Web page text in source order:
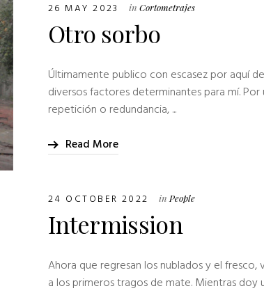
26 MAY 2023 in Cortometrajes
Otro sorbo
Últimamente publico con escasez por aquí
diversos factores determinantes para mí. Por
repetición o redundancia, ...
Read More
24 OCTOBER 2022 in People
Intermission
Ahora que regresan los nublados y el fresco,
a los primeros tragos de mate. Mientras doy